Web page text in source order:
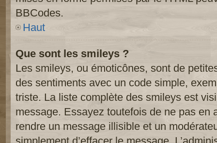
BBCodes.
Haut
Que sont les smileys ?
Les smileys, ou émoticônes, sont de
des sentiments avec un code simple,
triste. La liste complète des smileys est
message. Essayez toutefois de ne pas en
rendre un message illisible et un